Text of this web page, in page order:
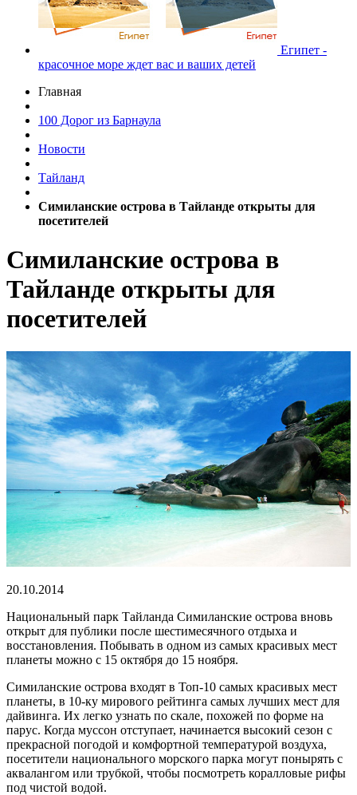
Египет -
красочное море ждет вас и ваших детей
Главная
100 Дорог из Барнаула
Новости
Тайланд
Симиланские острова в Тайланде открыты для
посетителей
Симиланские острова в
Тайланде открыты для
посетителей
20.10.2014
Национальный парк Тайланда Симиланские острова вновь
открыт для публики после шестимесячного отдыха и
восстановления. Побывать в одном из самых красивых мест
планеты можно с 15 октября до 15 ноября.
Симиланские острова входят в Топ-10 самых красивых мест
планеты, в 10-ку мирового рейтинга самых лучших мест для
дайвинга. Их легко узнать по скале, похожей по форме на
парус. Когда муссон отступает, начинается высокий сезон с
прекрасной погодой и комфортной температурой воздуха,
посетители национального морского парка могут понырять с
аквалангом или трубкой, чтобы посмотреть коралловые рифы
под чистой водой.